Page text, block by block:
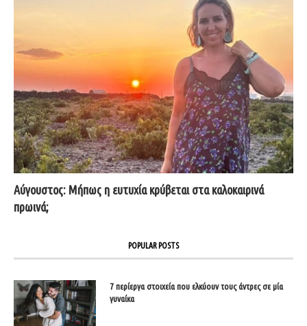
Αύγουστος: Μήπως η ευτυχία κρύβεται στα καλοκαιρινά
πρωινά;
POPULAR POSTS
7 περίεργα στοιχεία που ελκύουν τους άντρες σε μία
γυναίκα